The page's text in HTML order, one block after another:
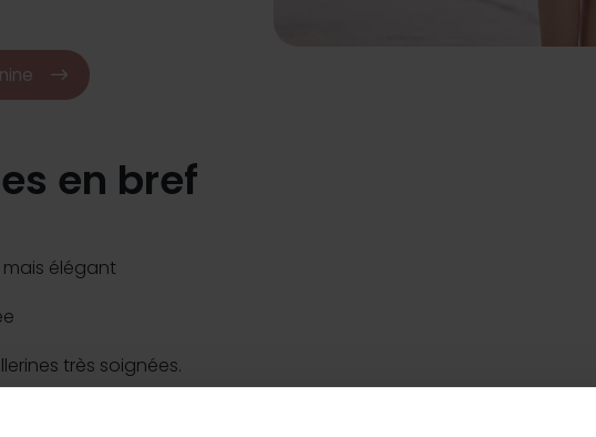
en bref
élégant
très soignées.